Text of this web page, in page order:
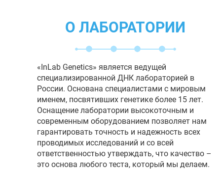
О ЛАБОРАТОРИИ
«InLab Genetics» является ведущей
специализированной ДНК лабораторией в
России. Основана специалистами с мировым
именем, посвятивших генетике более 15 лет.
Оснащение лаборатории высокоточным и
современным оборудованием позволяет нам
гарантировать точность и надежность всех
проводимых исследований и со всей
ответственностью утверждать, что качество –
это основа любого теста, который мы делаем.